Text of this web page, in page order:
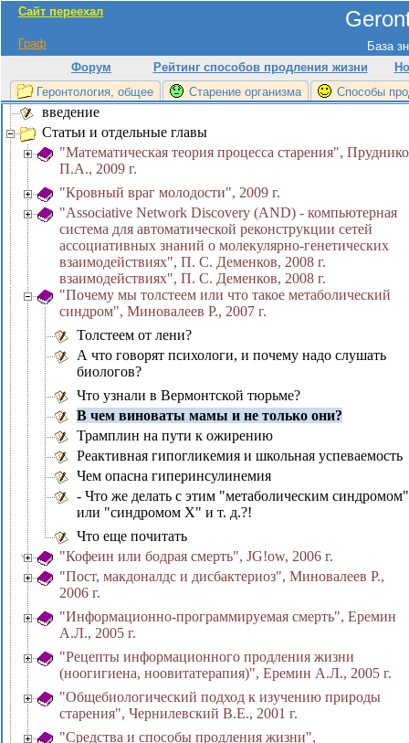
Сайт переехал
База
Граф
Форум
Рейтинг способов продления жизни
Геронтология, общее
Старение организма Способы
введение
Статьи и отдельные главы
"Математическая теория процесса старения",
П.А., 2009 г.
"Кровный враг молодости", 2009 г.
"Associative Network Discovery (AND) - компьютерная
система для автоматической реконструкции сетей
ассоциативных знаний о молекулярно-генетических
взаимодействиях", П. С. Деменков, 2008 г.
взаимодействиях", П. С. Деменков, 2008 г.
"Почему мы толстеем или что такое метаболический
синдром", Миновалеев Р., 2007 г.
Толстеем от лени?
А что говорят психологи, и почему надо слушать
биологов?
Что узнали в Вермонтской тюрьме?
В чем виноваты мамы и не только они?
Трамплин на пути к ожирению
Реактивная гипогликемия и школьная успеваемость
Чем опасна гиперинсулинемия
- Что же делать с этим "метаболическим синдромом"
или "синдромом Х" и т. д.?!
Что еще почитать
"Кофеин или бодрая смерть", JG!ow, 2006 г.
"Пост, макдоналдс и дисбактериоз", Миновалеев Р.,
2006 г.
"Информационно-программируемая смерть", Еремин
А.Л., 2005 г.
"Рецепты информационного продления жизни
(ноогигиена, ноовитатерапия)", Еремин А.Л., 2005 г.
"Общебиологический подход к изучению природы
старения", Чернилевский В.Е., 2001 г.
"Средства и способы продления жизни",